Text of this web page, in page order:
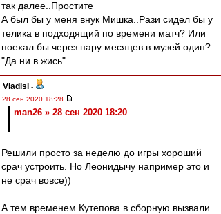
так далее..Простите
А был бы у меня внук Мишка..Рази сидел бы у
телика в подходящий по времени матч? Или
поехал бы через пару месяцев в музей один?
"Да ни в жись"
Vladisl
-
28 сен 2020 18:28
man26 » 28 сен 2020 18:20
Решили просто за неделю до игры хороший
срач устроить. Но Леонидычу например это и
не срач вовсе))
А тем временем Кутепова в сборную вызвали.